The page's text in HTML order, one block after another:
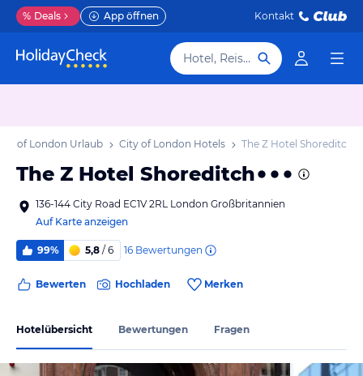
% Deals App öffnen Kontakt
Hotel, Reiseziel
of London Urlaub City of London Hotels The Z Hotel Shoreditch
The Z Hotel Shoreditch
136-144 City Road EC1V 2RL London Großbritannien
Auf Karte anzeigen
99% 5,8 / 6 16 Bewertungen
Bewerten Hochladen Merken
Hotelübersicht Bewertungen Fragen